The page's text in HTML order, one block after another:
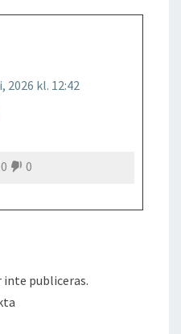
2026 kl. 12:42
0
0
publiceras.